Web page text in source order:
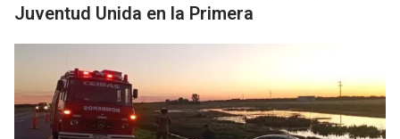
Juventud Unida en la Primera